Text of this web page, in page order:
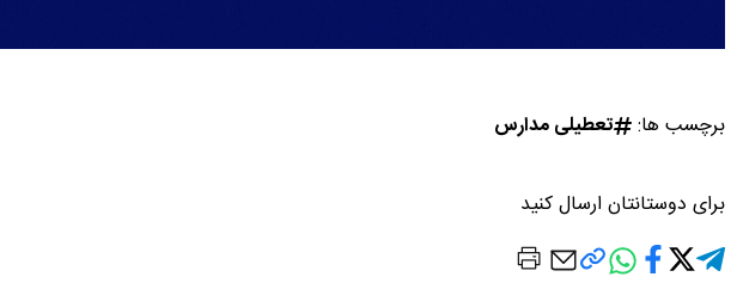
برچسب ها: تعطیلی مدارس
برای دوستانتان ارسال کنید